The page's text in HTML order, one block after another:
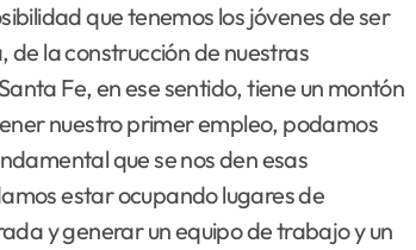
que tenemos los jóvenes de ser
de la construcción de nuestras
Fe, en ese sentido, tiene un montón
nuestro primer empleo, podamos
que se nos den esas
estar ocupando lugares de
y generar un equipo de trabajo y un